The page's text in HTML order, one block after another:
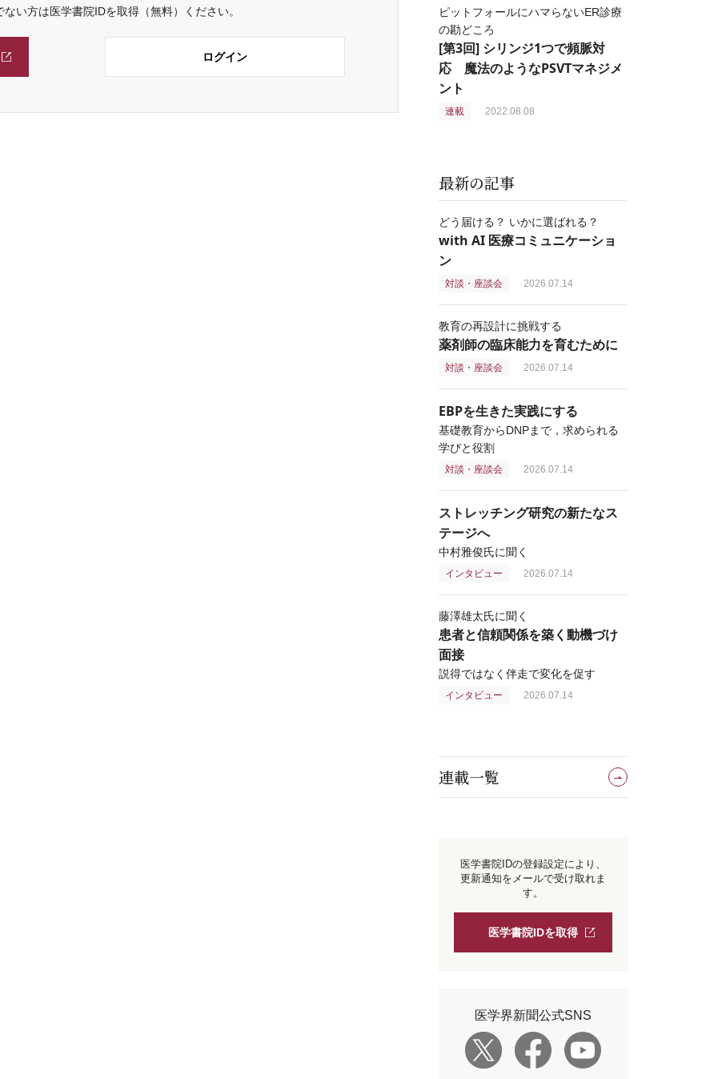
い方は医学書院IDを取得（無料）ください。
ログイン
ピットフォールにハマらないER診療
の勘どころ
[第3回] シリンジ1つで頻脈対
応 魔法のようなPSVTマネジメ
ント
連載 2022.08.08
最新の記事
どう届ける？ いかに選ばれる？
with AI 医療コミュニケーショ
ン
対談・座談会 2026.07.14
教育の再設計に挑戦する
薬剤師の臨床能力を育むために
対談・座談会 2026.07.14
EBPを生きた実践にする
基礎教育からDNPまで，求められる
学びと役割
対談・座談会 2026.07.14
ストレッチング研究の新たなス
テージへ
中村雅俊氏に聞く
インタビュー 2026.07.14
藤澤雄太氏に聞く
患者と信頼関係を築く動機づけ
面接
説得ではなく伴走で変化を促す
インタビュー 2026.07.14
連載一覧
医学書院IDの登録設定により、
更新通知をメールで受け取れま
す。
医学書院IDを取得
医学界新聞公式SNS